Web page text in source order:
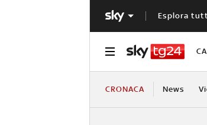
Esplora
CRONACA News